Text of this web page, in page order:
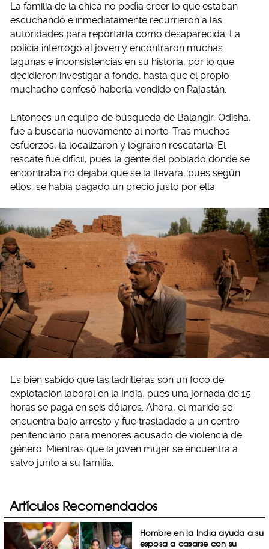
La familia de la chica no podía creer lo que estaban
escuchando e inmediatamente recurrieron a las
autoridades para reportarla como desaparecida. La
policía interrogó al joven y encontraron muchas
lagunas e inconsistencias en su historia, por lo que
decidieron investigar a fondo, hasta que el propio
muchacho confesó haberla vendido en Rajastán.
Entonces un equipo de búsqueda de Balangir, Odisha,
fue a buscarla nuevamente al norte. Tras muchos
esfuerzos, la localizaron y lograron rescatarla. El
rescate fue difícil, pues la gente del poblado donde se
encontraba no dejaba que se la llevara, pues según
ellos, se había pagado un precio justo por ella.
Es bien sabido que las ladrilleras son un foco de
explotación laboral en la India, pues una jornada de 15
horas se paga en seis dólares. Ahora, el marido se
encuentra bajo arresto y fue trasladado a un centro
penitenciario para menores acusado de violencia de
género. Mientras que la joven mujer se encuentra a
salvo junto a su familia.
Artículos Recomendados
Hombre en la India ayuda a su
esposa a casarse con su